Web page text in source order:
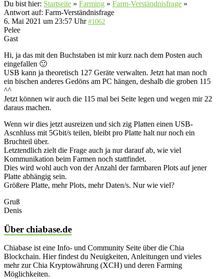
Du bist hier: Startseite » Farming » Farm-Verständnisfrage »
Antwort auf: Farm-Verständnisfrage
6. Mai 2021 um 23:57 Uhr #1062
Pelee
Gast
Hi, ja das mit den Buchstaben ist mir kurz nach dem Posten auch
eingefallen 🙂
USB kann ja theoretisch 127 Geräte verwalten. Jetzt hat man noch
ein bischen anderes Gedöns am PC hängen, deshalb die groben 115
^^
Jetzt können wir auch die 115 mal bei Seite legen und wegen mir 22
daraus machen.
Wenn wir dies jetzt ausreizen und sich zig Platten einen USB-
Ascnhluss mit 5Gbit/s teilen, bleibt pro Platte halt nur noch ein
Bruchteil über.
Letztendlich zielt die Frage auch ja nur darauf ab, wie viel
Kommunikation beim Farmen noch stattfindet.
Dies wird wohl auch von der Anzahl der farmbaren Plots auf jener
Platte abhängig sein.
Größere Platte, mehr Plots, mehr Daten/s. Nur wie viel?
Gruß
Denis
Über chiabase.de
Chiabase ist eine Info- und Community Seite über die Chia
Blockchain. Hier findest du Neuigkeiten, Anleitungen und vieles
mehr zur Chia Kryptowährung (XCH) und deren Farming
Möglichkeiten.